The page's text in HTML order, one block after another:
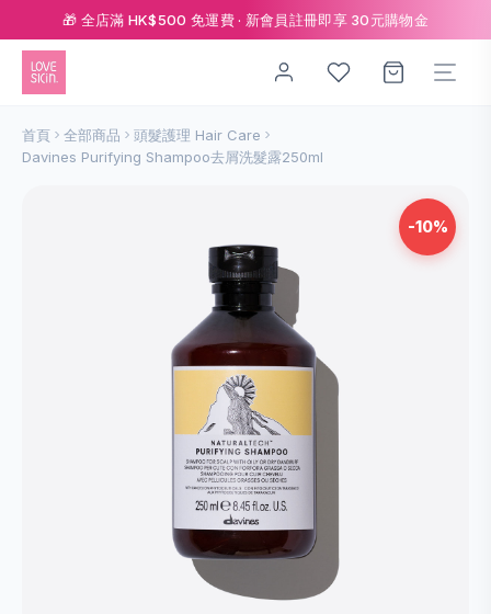
🎁 全店滿 HK$500 免運費 · 新會員註冊即享 30元購物金
首頁 全部商品
頭髮護理 Hair Care
Davines Purifying Shampoo去屑洗髮露250ml
-10%